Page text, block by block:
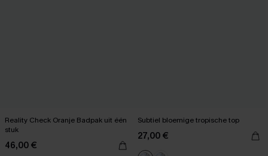
Reality Check Oranje Badpak uit één
stuk
46,00 €
Subtiel bloemige tropische top
27,00 €